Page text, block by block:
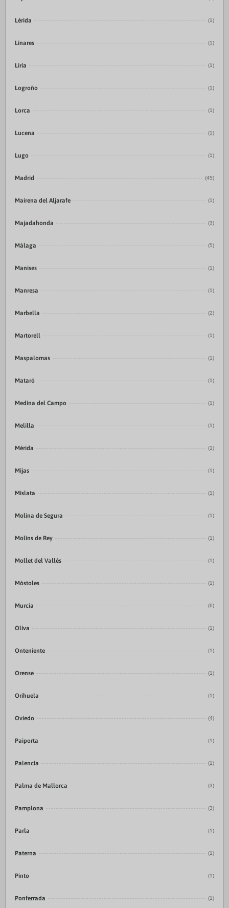
Lérida (1)
Linares (1)
Líria (1)
Logroño (1)
Lorca (1)
Lucena (1)
Lugo (1)
Madrid (45)
Mairena del Aljarafe (1)
Majadahonda (3)
Málaga (5)
Manises (1)
Manresa (1)
Marbella (2)
Martorell (1)
Maspalomas (1)
Mataró (1)
Medina del Campo (1)
Melilla (1)
Mérida (1)
Mijas (1)
Mislata (1)
Molina de Segura (1)
Molins de Rey (1)
Mollet del Vallés (1)
Móstoles (1)
Murcia (6)
Oliva (1)
Onteniente (1)
Orense (1)
Orihuela (1)
Oviedo (4)
Paiporta (1)
Palencia (1)
Palma de Mallorca (3)
Pamplona (3)
Parla (1)
Paterna (1)
Pinto (1)
Ponferrada (1)